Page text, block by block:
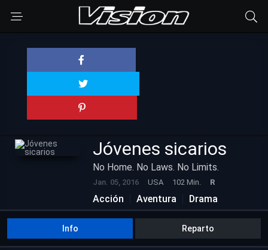
Jóvenes sicarios
No Home. No Laws. No Limits.
Jan. 05, 2016 USA 102 Min. R
Acción Aventura Drama
Info Reparto